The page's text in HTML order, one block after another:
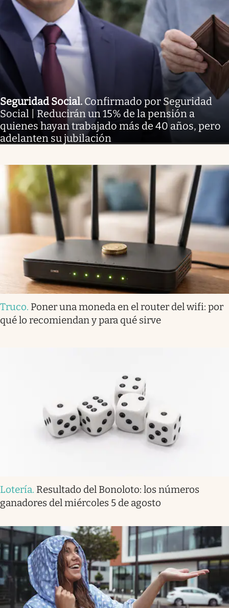
Seguridad Social.Confirmado por Seguridad
Social | Reducirán un 15% de la pensión a
quienes hayan trabajado más de 40 años, pero
adelanten su jubilación
Truco. Poner una moneda en el router del wifi: por
qué lo recomiendan y para qué sirve
Lotería. Resultado del Bonoloto: los números
ganadores del miércoles 5 de agosto